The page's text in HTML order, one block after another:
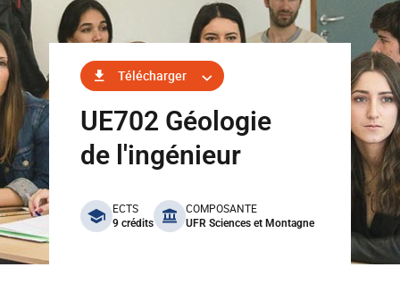
Télécharger
UE702 Géologie
de l'ingénieur
benefits
ECTS
9 crédits
COMPOSANTE
UFR Sciences et Montagne